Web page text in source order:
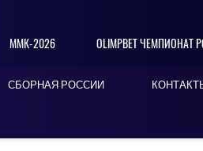
ММК-2026 OLIMPBET ЧЕМПИОНАТ
СБОРНАЯ РОССИИ